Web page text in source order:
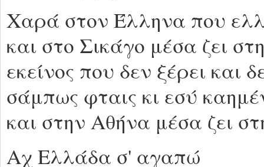
Χαρά στον Έλληνα που
και στο Σικάγο μέσα ζει
εκείνος που δεν ξέρει και
σάμπως φταις κι εσύ
και στην Αθήνα μέσα ζει
Αχ Ελλάδα σ' αγαπώ